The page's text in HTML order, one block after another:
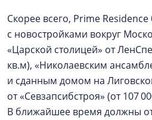
Скорее всего, Prime
с новостройками вокруг
«Царской столицей» от
кв.м), «Николаевским
и сданным домом на
от «Севзапсибстроя» (от 107
В ближайшее время должны